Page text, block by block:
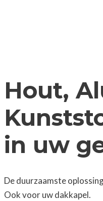
Hout,
in uw
De duurzaamste
Ook voor uw dakkapel.